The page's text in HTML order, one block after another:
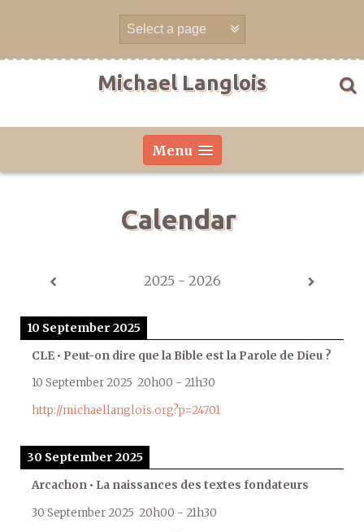
Michael Langlois
Menu
Calendar
2025 - 2026
10 September 2025
CLE • Peut-on dire que la Bible est la Parole de Dieu ?
10 September 2025 20h00 - 21h30
http://michaellanglois.org?p=24701
30 September 2025
Arcachon • La naissances des textes fondateurs
30 September 2025 20h00 - 21h30